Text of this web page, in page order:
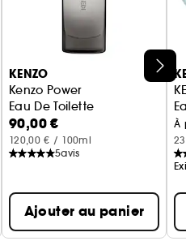
KENZO
Kenzo Power
Eau De Toilette
90,00 €
120,00 € / 100ml
5avis
Ajouter au panier
À